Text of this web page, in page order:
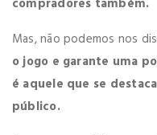
compradores também.
Mas, não podemos nos
o jogo e garante uma
é aquele que se
público.